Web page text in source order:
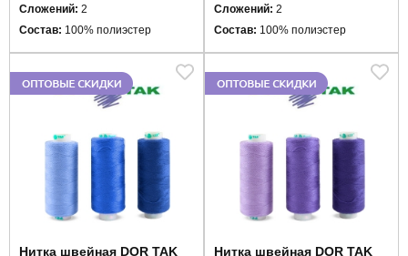
Сложений: 2
Состав: 100% полиэстер
Сложений: 2
Состав: 100% полиэстер
Нитка швейная DOR TAK
Нитка швейная DOR TAK